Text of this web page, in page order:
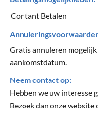
Contant Betalen
Gratis annuleren
aankomstdatum.
Neem contact op:
Hebben we uw interesse
Bezoek dan onze website